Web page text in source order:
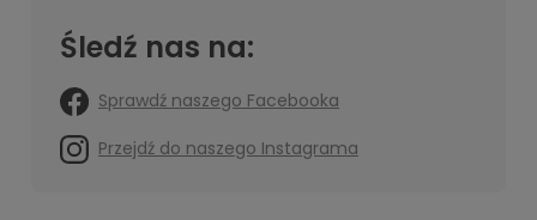
Śledź nas na:
Sprawdź naszego Facebooka
Przejdź do naszego Instagrama